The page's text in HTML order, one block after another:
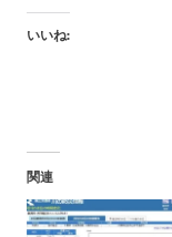
いいね:
関連